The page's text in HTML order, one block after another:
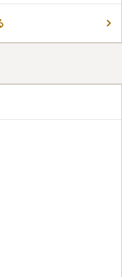
墓地として使用できる墓の
そうです。